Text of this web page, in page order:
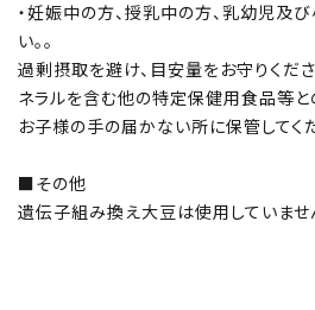
・妊娠中の方、授乳中の方、乳幼児及
い。。
過剰摂取を避け、目安量をお守りくださ
ネラルを含む他の特定保健用食品等と
お子様の手の届かない所に保管してく
■その他
遺伝子組み換え大豆は使用していませ